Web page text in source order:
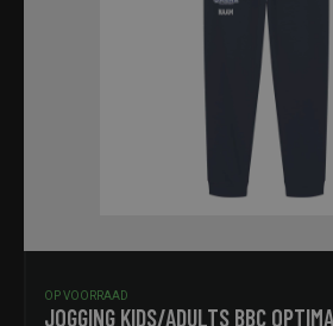
OP VOORRAAD
JOGGING KIDS/ADULTS BBC